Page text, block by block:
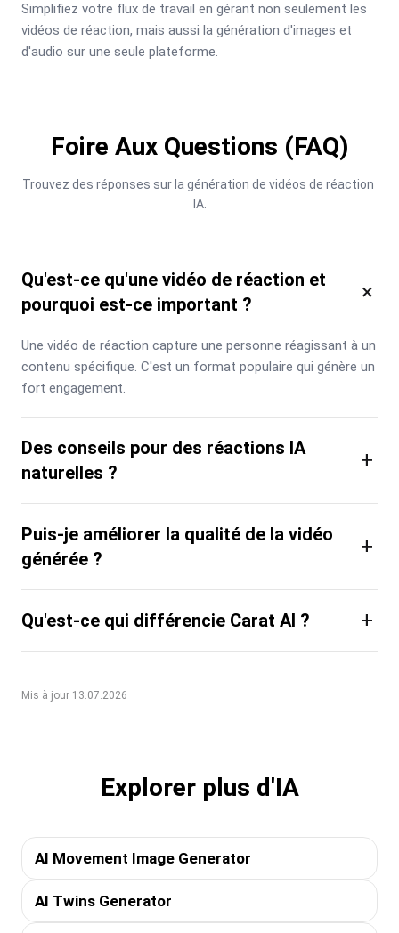
Simplifiez votre flux de travail en gérant non seulement les
vidéos de réaction, mais aussi la génération d'images et
d'audio sur une seule plateforme.
Foire Aux Questions (FAQ)
Trouvez des réponses sur la génération de vidéos de réaction
IA.
Qu'est-ce qu'une vidéo de réaction et
pourquoi est-ce important ?
×
Une vidéo de réaction capture une personne réagissant à un
contenu spécifique. C'est un format populaire qui génère un
fort engagement.
Des conseils pour des réactions IA
naturelles ?
+
Puis-je améliorer la qualité de la vidéo
générée ?
+
Qu'est-ce qui différencie Carat AI ? +
Mis à jour 13.07.2026
Explorer plus d'IA
AI Movement Image Generator
AI Twins Generator